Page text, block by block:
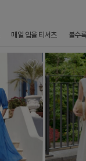
매일 입을 티셔츠 볼수